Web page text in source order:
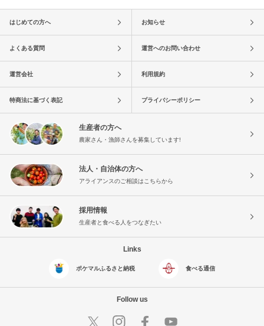
はじめての方へ お知らせ
よくある質問 運営へのお問い合わせ
運営会社 利用規約
特商法に基づく表記 プライバシーポリシー
生産者の方へ
農家さん・漁師さんを募集しています!
法人・自治体の方へ
アライアンスのご相談はこちらから
採用情報
生産者と食べる人をつなぎたい
Links
ポケマルふるさと納税 食べる通信
Follow us